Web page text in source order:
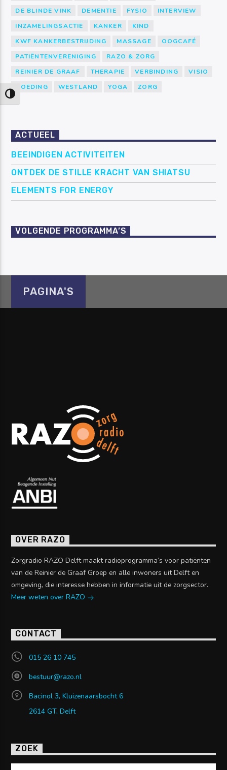
Keuze voor hoog contrast
DE BLINDE VINK
DEMENTIE FYSIO
INTERVIEW
INZAMELINGSACTIE
KANKER
KIND
KWF KANKERBESTRIJDING
MASSAGE
OOGCAFÉ
PATIËNTENVERENIGING
RAZO & ZORG
REINIER DE GRAAF
THERAPIE VERBINDING
VISIO
VOEDING
WESTLAND YOGA ZORG
ACTUEEL
BEEINDIGEN ACTIVITEITEN
ONTDEK DE STILLE KRACHT VAN SHIATSU
ELEMENTS FOR ENERGY
VOLGENDE PROGRAMMA’S
PAGINA'S
OVER RAZO
Zorgradio RAZO Delft maakt radioprogramma’s voor patiënten
van de Reinier de Graaf Groep en alle inwoners uit Delft en
omgeving, die interesse hebben in informatie uit de zorgsector.
Meer weten over RAZO
CONTACT
015 26 10 745
bestuur@razo.nl
Bacinol 3, Kluizenaarsbocht 6
2614 GT, Delft
ZOEK